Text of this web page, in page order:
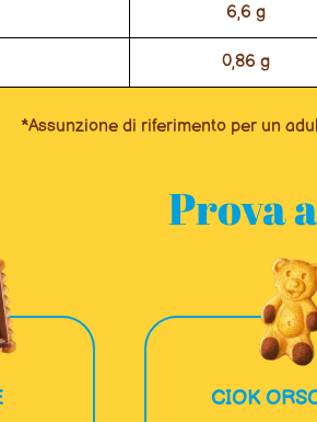
6,6 g
0,86 g
*Assunzione di riferimento per un
Prova
CIOK